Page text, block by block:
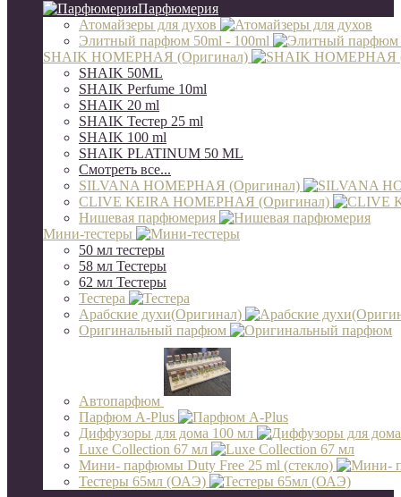
Парфюмерия
Атомайзеры для духов
Элитный парфюм 50ml - 100ml
SHAIK НОМЕРНАЯ (Оригинал)
SHAIK 50ML
SHAIK Perfume 10ml
SHAIK 20 ml
SHAIK Тестер 25 ml
SHAIK 100 ml
SHAIK PLATINUM 50 ML
Смотреть все...
SILVANA НОМЕРНАЯ (Оригинал)
CLIVE KEIRA НОМЕРНАЯ (Оригинал)
Нишевая парфюмерия
Мини-тестеры
50 мл тестеры
58 мл Тестеры
62 мл Тестеры
Тестера
Арабские духи(Оригинал)
Оригинальный парфюм
Автопарфюм
Парфюм A-Plus
Диффузоры для дома 100 мл
Luxe Collection 67 мл
Мини- парфюмы Duty Free 25 ml (стекло)
Тестеры 65мл (ОАЭ)